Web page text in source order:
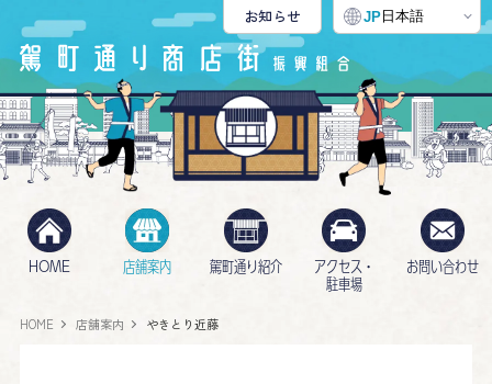
HOME 店舗案内 駕町通り紹介
アクセス・
駐車場
お問い合わせ
お知らせ JP 日本語
HOME 店舗案内 やきとり近藤